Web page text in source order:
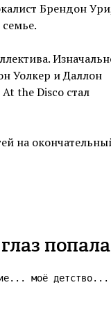
Брендон
семье.
Уолкер и Даллон
the Disco стал
на
моё